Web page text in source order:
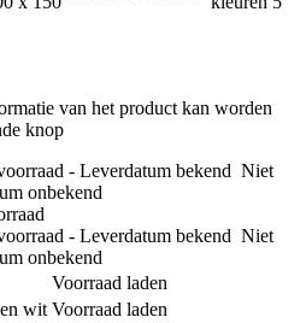
van het product kan worden
knop
- Leverdatum bekend Niet
onbekend
- Leverdatum bekend Niet
onbekend
Voorraad laden
wit Voorraad laden